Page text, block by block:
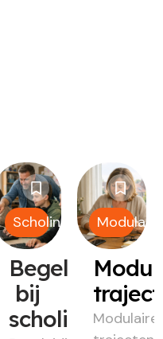
Scholing
Begeleiding
bij
scholing
Modulair
Modulaire